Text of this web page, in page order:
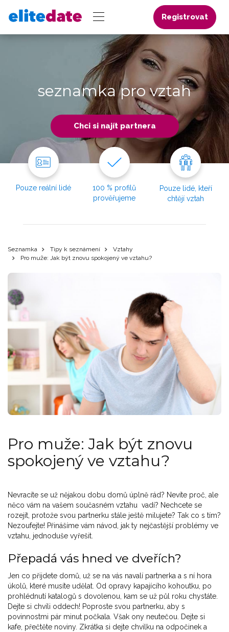
Registrovat
seznamka pro vztah
Chci si najít partnera
Pouze reální lidé
100 % profilů
prověřujeme
Pouze lidé, kteří
chtějí vztah
Seznamka Tipy k seznámení
Vztahy
Pro muže: Jak být znovu spokojený ve vztahu?
Pro muže: Jak být znovu
spokojený ve vztahu?
Nevracíte se už nějakou dobu domů úplně rád? Nevíte proč, ale
něco vám na vašem současném vztahu vadí? Nechcete se
rozejít, protože svou partnerku stále ještě milujete? Tak co s tím?
Nezoufejte! Přinášíme vám návod, jak ty nejčastější problémy ve
vztahu, jednoduše vyřešit.
Přepadá vás hned ve dveřích?
Jen co přijdete domů, už se na vás navalí partnerka a s ní hora
úkolů, které musíte udělat. Od opravy kapajícího kohoutku, po
prohlédnutí katalogů s dovolenou, kam se už půl roku chystáte.
Dejte si chvíli oddech! Poproste svou partnerku, aby s
povinnostmi pár minut počkala. Však ony neutečou. Dejte si
kafe, přečtěte noviny. Zkrátka si dejte chvilku na odpočinek a